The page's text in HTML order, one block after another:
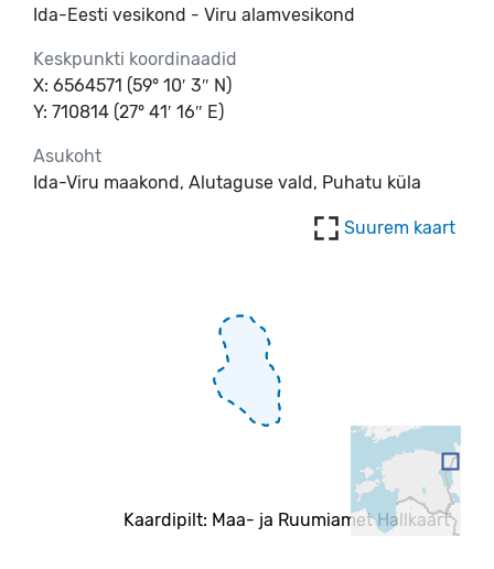
Ida-Eesti vesikond - Viru alamvesikond
Keskpunkti koordinaadid
X: 6564571 (59° 10′ 3″ N)
Y: 710814 (27° 41′ 16″ E)
Asukoht
Ida-Viru maakond, Alutaguse vald, Puhatu küla
Suurem kaart
Kaardipilt: Maa- ja Ruumiamet Hallkaart